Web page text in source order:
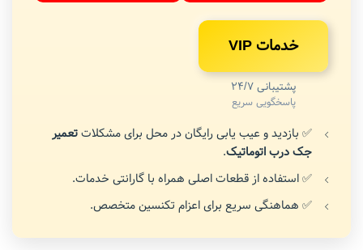
خدمات VIP
پشتیبانی 24/7
پاسخگویی سریع
✅ بازدید و عیب یابی رایگان در محل برای مشکلاتتعمیر
جک درب اتوماتیک.
✅ استفاده از قطعات اصلی همراه با گارانتی خدمات.
✅ هماهنگی سریع برای اعزام تکنسین متخصص.